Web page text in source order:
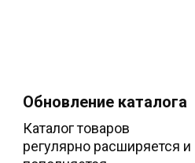
Обновление каталога
Каталог товаров
регулярно расширяется и